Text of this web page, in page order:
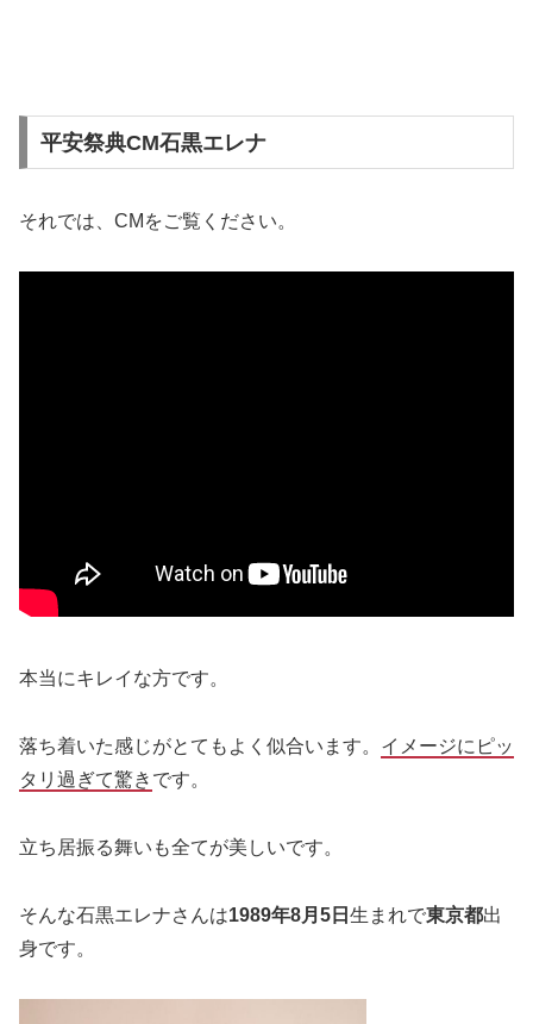
平安祭典CM石黒エレナ
それでは、CMをご覧ください。
本当にキレイな方です。
落ち着いた感じがとてもよく似合います。 イメージにピッ
タリ過ぎて驚き です。
立ち居振る舞いも全てが美しいです。
そんな石黒エレナさんは1989年8月5日 生まれで東京都出
身です。